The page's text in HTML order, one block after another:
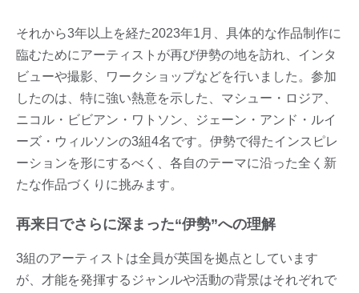
それから3年以上を経た2023年1月、具体的な作品制作に
臨むためにアーティストが再び伊勢の地を訪れ、インタ
ビューや撮影、ワークショップなどを行いました。参加
したのは、特に強い熱意を示した、マシュー・ロジア、
ニコル・ビビアン・ワトソン、ジェーン・アンド・ルイ
ーズ・ウィルソンの3組4名です。伊勢で得たインスピレ
ーションを形にするべく、各自のテーマに沿った全く新
たな作品づくりに挑みます。
再来日でさらに深まった“伊勢”への理解
3組のアーティストは全員が英国を拠点としています
が、才能を発揮するジャンルや活動の背景はそれぞれで